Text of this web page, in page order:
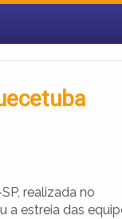
realizada no
a estreia das